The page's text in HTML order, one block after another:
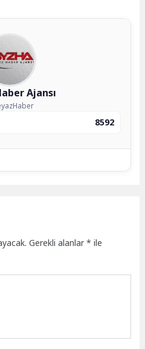
Ajansı
8592
Gerekli alanlar* ile